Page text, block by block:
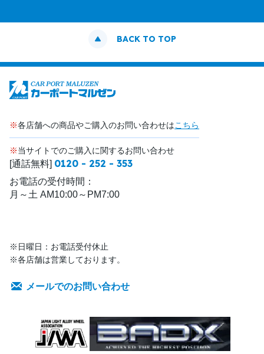
BACK TO TOP
※各店舗への商品やご購入のお問い合わせはこちら
※当サイトでのご購入に関するお問い合わせ
[通話無料] 0120 - 252 - 353
お電話の受付時間：
月～土 AM10:00～PM7:00
※日曜日：お電話受付休止
※各店舗は営業しております。
メールでのお問い合わせ